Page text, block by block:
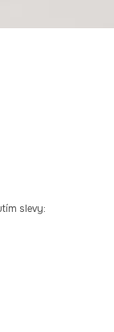
slevy: